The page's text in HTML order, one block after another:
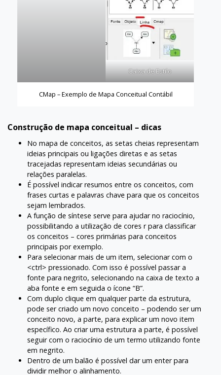
Caixa de Estilo
CMap – Exemplo de Mapa Conceitual Contábil
Construção de mapa conceitual – dicas
No mapa de conceitos, as setas cheias representam
ideias principais ou ligações diretas e as setas
tracejadas representam ideias secundárias ou
relações paralelas.
É possível indicar resumos entre os conceitos, com
frases curtas e palavras chave para que os conceitos
sejam lembrados.
A função de síntese serve para ajudar no raciocínio,
possibilitando a utilização de cores r para classificar
os conceitos – cores primárias para conceitos
principais por exemplo.
Para selecionar mais de um item, selecionar com o
<ctrl> pressionado. Com isso é possível passar a
fonte para negrito, selecionando na caixa de texto a
aba fonte e em seguida o ícone “B”.
Com duplo clique em qualquer parte da estrutura,
pode ser criado um novo conceito – podendo ser um
conceito novo, a parte, para explicar um novo item
específico. Ao criar uma estrutura a parte, é possível
seguir com o raciocínio de um termo utilizando fonte
em negrito.
Dentro de um balão é possível dar um enter para
dividir melhor o alinhamento.